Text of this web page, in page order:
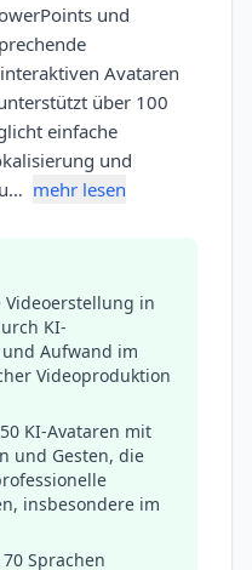
und
Avataren
über 100
einfache
und
mehr lesen
in
KI-
Aufwand im
Videoproduktion
KI-Avataren mit
und Gesten, die
insbesondere im
Sprachen